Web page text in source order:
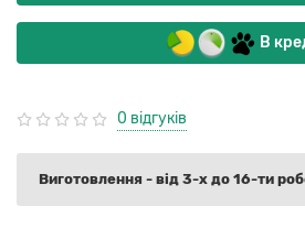
В
0 відгуків
Виготовлення - від 3-х до 16-ти